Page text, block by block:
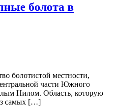
болота в
болотистой местности,
части Южного
Нилом. Область, которую
самых […]